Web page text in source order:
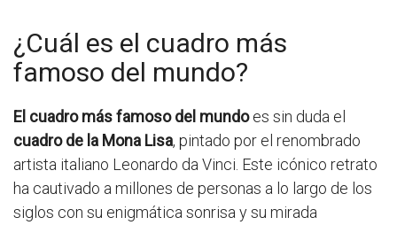
¿Cuál es el cuadro más
famoso del mundo?
El cuadro más famoso del mundoes sin duda el
cuadro de la Mona Lisa, pintado por el renombrado
artista italiano Leonardo da Vinci. Este icónico retrato
ha cautivado a millones de personas a lo largo de los
siglos con su enigmática sonrisa y su mirada